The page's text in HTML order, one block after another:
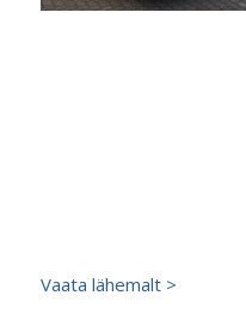
Vaata lähemalt >